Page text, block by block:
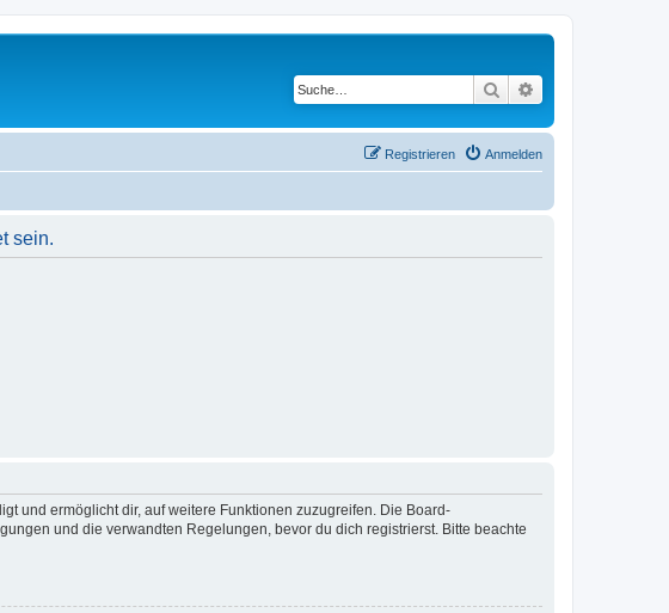
Suche
Anmelden
Registrieren
sein.
und ermöglicht dir, auf weitere Funktionen zuzugreifen. Die Board-
und die verwandten Regelungen, bevor du dich registrierst. Bitte beachte